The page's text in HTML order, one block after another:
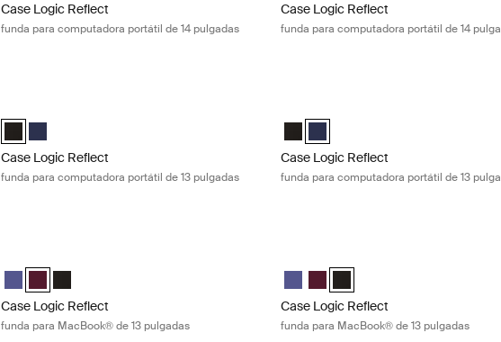
Case Logic Reflect
funda para computadora portátil de 14 pulgadas
Case Logic Reflect
funda para computadora portátil de 14
Case Logic Reflect 13" Laptop Sleeve Negro (selected)
Case Logic Reflect 13" Laptop Sleeve Dark Blue
Case Logic Reflect
funda para computadora portátil de 13 pulgadas
Case Logic Reflect 13" Laptop Sleeve
Case Logic Reflect 13" Laptop
Case Logic Reflect
funda para computadora portátil de 13
Case Logic Reflect 13" MacBook® Sleeve Púrpura concentrado
Case Logic Reflect 13" MacBook® Sleeve Rojo tenue (selected)
Case Logic Reflect 13" MacBook® Sleeve Negro
Case Logic Reflect
funda para MacBook® de 13 pulgadas
Case Logic Reflect 13" MacBook®
Case Logic Reflect 13"
Case Logic Reflect 13"
Case Logic Reflect
funda para MacBook® de 13 pulgadas